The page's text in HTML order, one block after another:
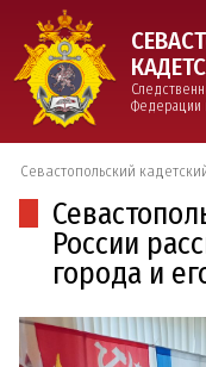
Федерации
Севастопольский
России
города и